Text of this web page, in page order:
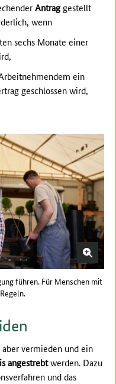
Antraggestellt
wenn
sechs Monate einer
ein
geschlossen wird,
führen. Für Menschen mit
vermieden und ein
angestrebtwerden. Dazu
und das